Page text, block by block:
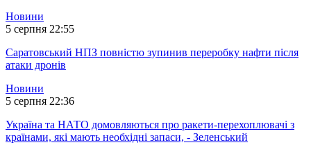
Новини
5 серпня 22:55
Саратовський НПЗ повністю зупинив переробку нафти після
атаки дронів
Новини
5 серпня 22:36
Україна та НАТО домовляються про ракети-перехоплювачі з
країнами, які мають необхідні запаси, - Зеленський